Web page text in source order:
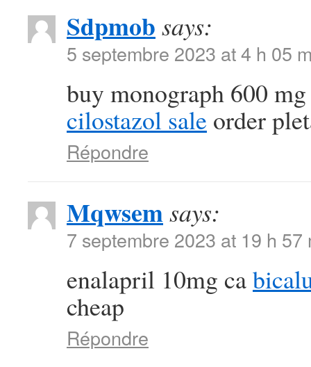
Sdpmob says:
5 septembre 2023 at 4 h 05
buy monograph 600
cilostazol sale order
Répondre
Mqwsemsays:
7 septembre 2023 at 19 h 57
enalapril 10mg ca
cheap
Répondre